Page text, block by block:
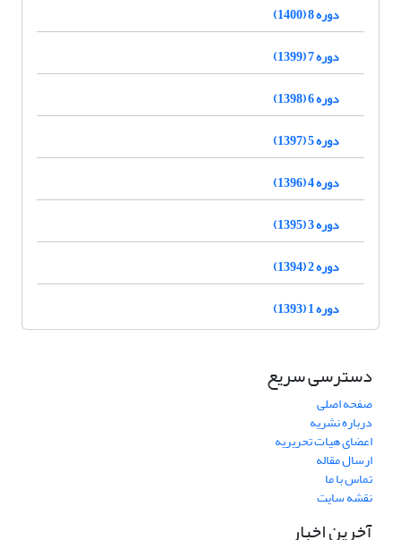
دوره 8 (1400)
دوره 7 (1399)
دوره 6 (1398)
دوره 5 (1397)
دوره 4 (1396)
دوره 3 (1395)
دوره 2 (1394)
دوره 1 (1393)
دسترسی سریع
صفحه اصلی
درباره نشریه
اعضای هیات تحریریه
ارسال مقاله
تماس با ما
نقشه سایت
آخرین اخبار